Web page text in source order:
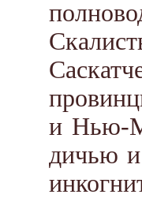
и Нью-
дичью и